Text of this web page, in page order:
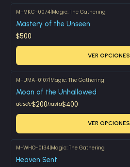
M-MKC-0074|Magic: The Gathering
Mastery of the Unseen
$500
VER OPCIONES
M-UMA-0107|Magic: The Gathering
Moan of the Unhallowed
desde$200hasta$400
VER OPCIONES
M-WHO-0134|Magic: The Gathering
Heaven Sent